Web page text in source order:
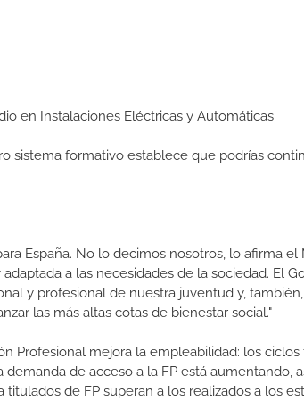
en Instalaciones Eléctricas y Automáticas
sistema formativo establece que podrías
España. No lo decimos nosotros, lo afirma el
a las necesidades de la sociedad. El
y profesional de nuestra juventud y,
las más altas cotas de bienestar social."
Profesional mejora la empleabilidad: los
de acceso a la FP está aumentando,
de FP superan a los realizados a los